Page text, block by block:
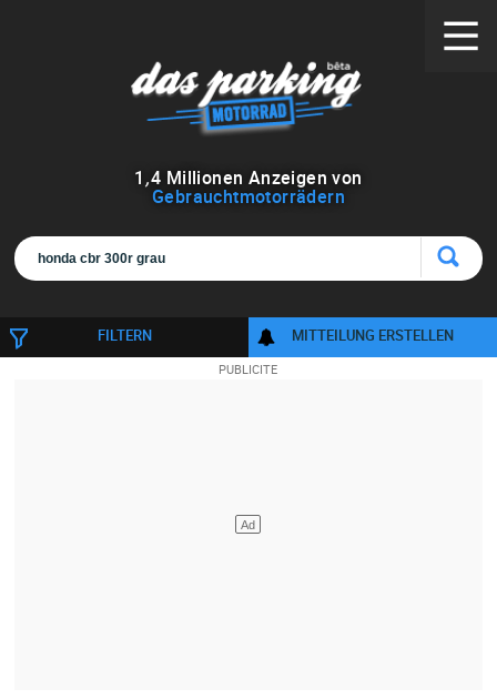
1 ,4 Millionen Anzeigen von
Gebrauchtmotorrädern
FILTERN MITTEILUNG ERSTELLEN